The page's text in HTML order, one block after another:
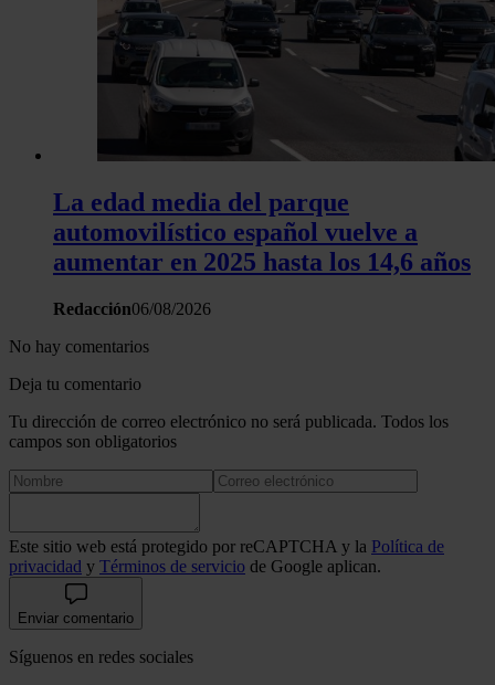
La edad media del parque
automovilístico español vuelve a
aumentar en 2025 hasta los 14,6 años
Redacción06/08/2026
No hay comentarios
Deja tu comentario
Tu dirección de correo electrónico no será publicada. Todos los
campos son obligatorios
Este sitio web está protegido por reCAPTCHA y la Política de
privacidad y Términos de servicio de Google aplican.
Enviar comentario
Síguenos en redes sociales